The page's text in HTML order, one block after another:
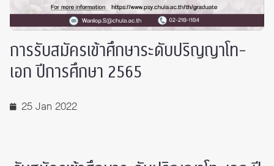
การรับสมัครเข้าศึกษาระดับปริญญาโท-
เอก ปีการศึกษา 2565
25 Jan 2022